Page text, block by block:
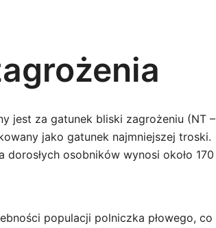
jest za gatunek bliski zagrożeniu (NT –
jako gatunek najmniejszej troski.
osobników wynosi około 170
populacji polniczka płowego, co